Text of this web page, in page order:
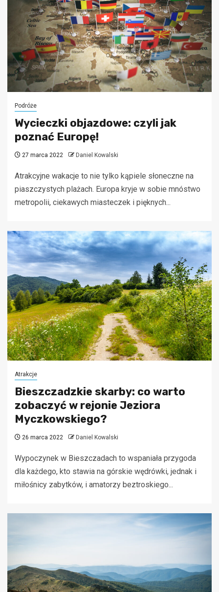
Podróże
Wycieczki objazdowe: czyli jak
poznać Europę!
27 marca 2022 Daniel Kowalski
Atrakcyjne wakacje to nie tylko kąpiele słoneczne na
piaszczystych plażach. Europa kryje w sobie mnóstwo
metropolii, ciekawych miasteczek i pięknych...
Atrakcje
Bieszczadzkie skarby: co warto
zobaczyć w rejonie Jeziora
Myczkowskiego?
26 marca 2022 Daniel Kowalski
Wypoczynek w Bieszczadach to wspaniała przygoda
dla każdego, kto stawia na górskie wędrówki, jednak i
miłośnicy zabytków, i amatorzy beztroskiego...